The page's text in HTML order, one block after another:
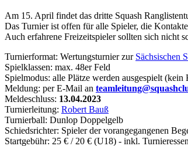
Am 15. April findet das dritte Squash
Das Turnier ist offen für alle Spieler, die
Auch erfahrene Freizeitspieler sollten sich nicht
Turnierformat: Wertungsturnier zur Sächsischen
Spielklassen: max. 48er Feld
Spielmodus: alle Plätze werden ausgespielt (kein
Meldung: per E-Mail an
Meldeschluss: 13.04.2023
Turnierleitung: Robert Bauß
Turnierball: Dunlop Doppelgelb
Schiedsrichter: Spieler der vorangegangenen
Startgebühr: 25 € / 20 € (U18) - inkl.